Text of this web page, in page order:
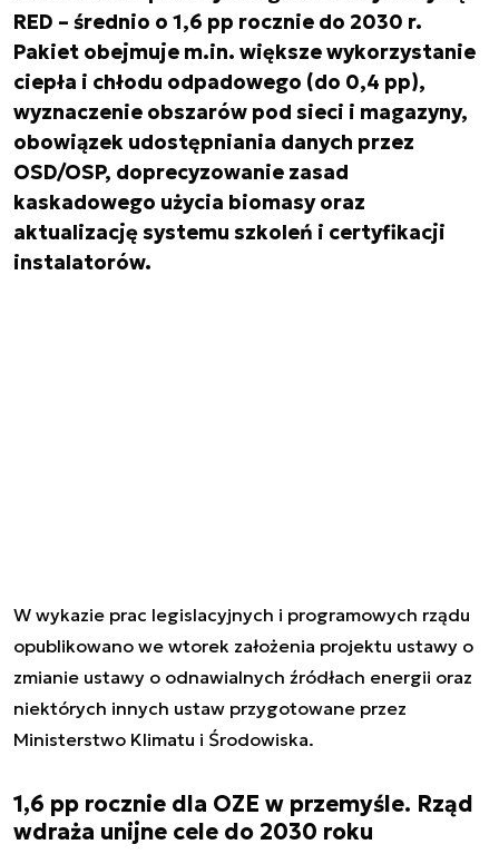
RED – średnio o 1,6 pp rocznie do 2030 r.
Pakiet obejmuje m.in. większe wykorzystanie
ciepła i chłodu odpadowego (do 0,4 pp),
wyznaczenie obszarów pod sieci i magazyny,
obowiązek udostępniania danych przez
OSD/OSP, doprecyzowanie zasad
kaskadowego użycia biomasy oraz
aktualizację systemu szkoleń i certyfikacji
instalatorów.
W wykazie prac legislacyjnych i programowych rządu
opublikowano we wtorek założenia projektu ustawy o
zmianie ustawy o odnawialnych źródłach energii oraz
niektórych innych ustaw przygotowane przez
Ministerstwo Klimatu i Środowiska.
1,6 pp rocznie dla OZE w przemyśle. Rząd
wdraża unijne cele do 2030 roku